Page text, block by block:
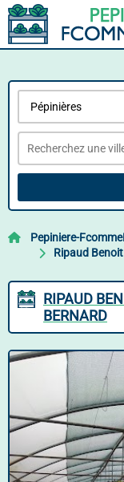
Pepiniere-
Ripaud Benoit
RIPAUD
BERNARD